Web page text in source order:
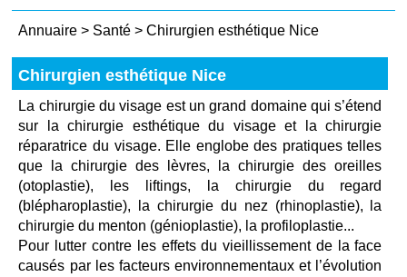
Annuaire > Santé >Chirurgien esthétique Nice
Chirurgien esthétique Nice
La chirurgie du visage est un grand domaine qui s’étend
sur la chirurgie esthétique du visage et la chirurgie
réparatrice du visage. Elle englobe des pratiques telles
que la chirurgie des lèvres, la chirurgie des oreilles
(otoplastie), les liftings, la chirurgie du regard
(blépharoplastie), la chirurgie du nez (rhinoplastie), la
chirurgie du menton (génioplastie), la profiloplastie...
Pour lutter contre les effets du vieillissement de la face
causés par les facteurs environnementaux et l’évolution